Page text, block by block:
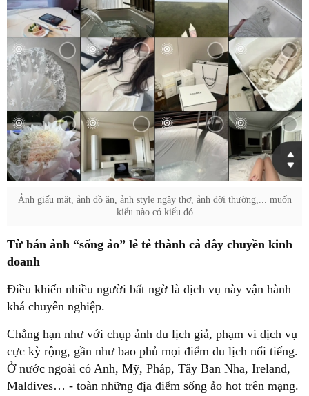
Ảnh giấu mặt, ảnh đồ ăn, ảnh style ngây thơ, ảnh đời thường,... muốn
kiểu nào có kiểu đó
Từ bán ảnh “sống ảo” lẻ tẻ thành cả dây chuyền kinh
doanh
Điều khiến nhiều người bất ngờ là dịch vụ này vận hành
khá chuyên nghiệp.
Chẳng hạn như với chụp ảnh du lịch giả, phạm vi dịch vụ
cực kỳ rộng, gần như bao phủ mọi điểm du lịch nổi tiếng.
Ở nước ngoài có Anh, Mỹ, Pháp, Tây Ban Nha, Ireland,
Maldives… - toàn những địa điểm sống ảo hot trên mạng.